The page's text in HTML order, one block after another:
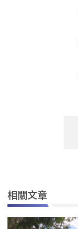
相關文章